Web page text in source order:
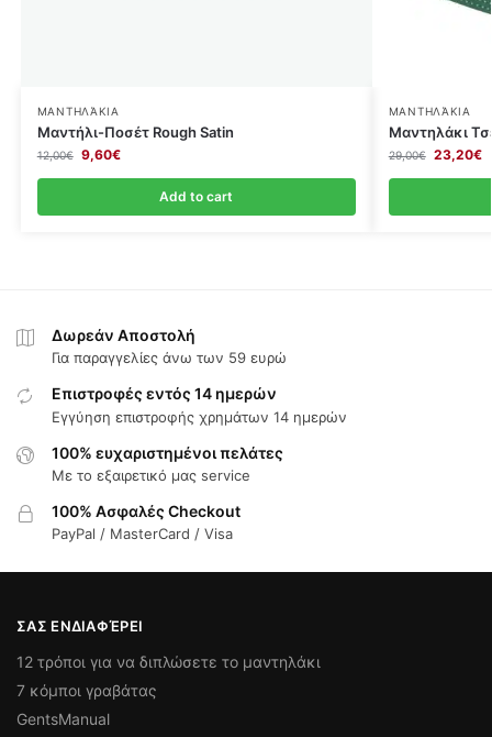
ΜΑΝΤΗΛΆΚΙΑ
Μαντήλι-Ποσέτ Rough Satin
12,00€ 9,60€
Add to cart
ΜΑΝΤΗΛΆΚΙΑ
Μαντηλάκι
29,00€ 23,20€
Δωρεάν Αποστολή
Για παραγγελίες άνω των 59 ευρώ
Επιστροφές εντός 14 ημερών
Εγγύηση επιστροφής χρημάτων 14 ημερών
100% ευχαριστημένοι πελάτες
Με το εξαιρετικό μας service
100% Ασφαλές Checkout
PayPal / MasterCard / Visa
ΣΑΣ ΕΝΔΙΑΦΈΡΕΙ
12 τρόποι για να διπλώσετε το μαντηλάκι
7 κόμποι γραβάτας
GentsManual